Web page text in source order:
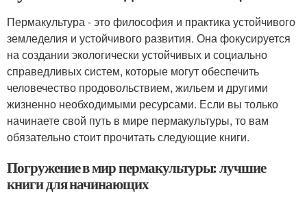
Пермакультура - это философия и практика устойчивого
земледелия и устойчивого развития. Она фокусируется
на создании экологически устойчивых и социально
справедливых систем, которые могут обеспечить
человечество продовольствием, жильем и другими
жизненно необходимыми ресурсами. Если вы только
начинаете свой путь в мире пермакультуры, то вам
обязательно стоит прочитать следующие книги.
Погружение в мир пермакультуры: лучшие
книги для начинающих